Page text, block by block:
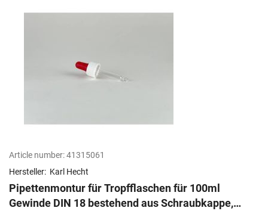
Article number:41315061
Hersteller: Karl Hecht
Pipettenmontur für Tropfflaschen für 100ml
Gewinde DIN 18 bestehend aus Schraubkappe,